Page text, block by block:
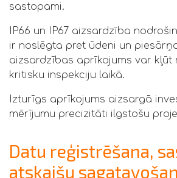
sastopami.
IP66 un IP67 aizsardzība
ir noslēgta pret ūdeni un
aizsardzības aprīkojums var kļūt
kritisku inspekciju laikā.
Izturīgs aprīkojums aizsargā
mērījumu precizitāti ilgstošu
Datu reģistrēšana,
atskaišu